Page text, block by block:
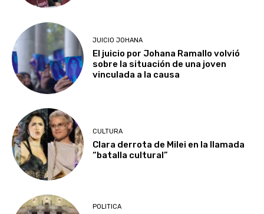
JUICIO JOHANA
El juicio por Johana Ramallo volvió
sobre la situación de una joven
vinculada a la causa
CULTURA
Clara derrota de Milei en la llamada
“batalla cultural”
POLITICA